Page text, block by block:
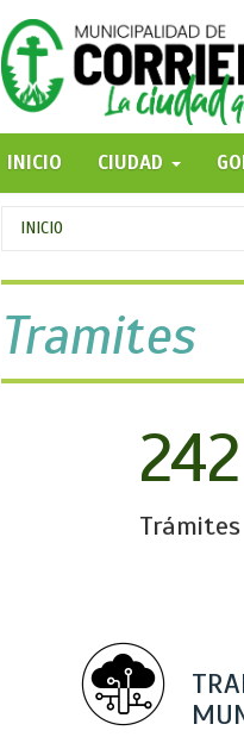
INICIO
CIUDAD
Se
encuentra
usted
aquí
INICIO
Tramites
242
Trámites